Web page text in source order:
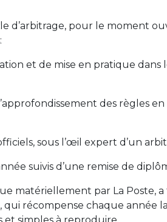
d’arbitrage, pour le moment
et de mise en pratique
des règles
sous l’œil expert d’un
suivis d’une remise de
matériellement par La Poste, a
récompense chaque année